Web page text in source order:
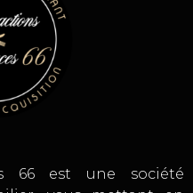
66 est une société